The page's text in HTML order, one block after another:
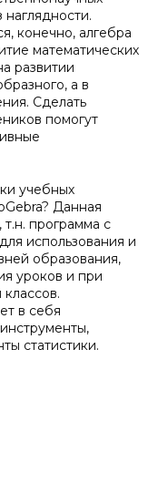
конечно, алгебра
математических
развитии
а в
Сделать
помогут
учебных
Данная
программа с
использования и
образования,
уроков и при
в себя
статистики.